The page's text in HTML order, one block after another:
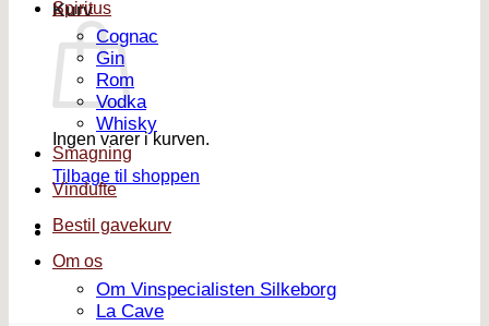
Kurv
Ingen varer i kurven.
Tilbage til shoppen
Spiritus
Cognac
Gin
Rom
Vodka
Whisky
Smagning
Vindufte
Bestil gavekurv
Om os
Om Vinspecialisten Silkeborg
La Cave